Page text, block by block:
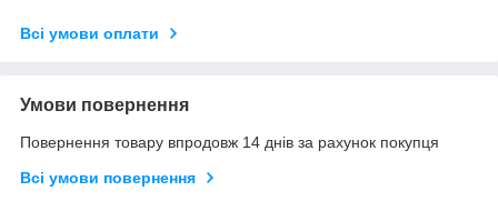
Всі умови оплати
Умови повернення
Повернення товару впродовж 14 днів за рахунок покупця
Всі умови повернення